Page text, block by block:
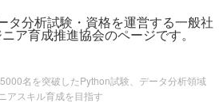
タ分析試験・資格を運営する一般社
ア育成推進協会のページです。
名を突破したPython試験、データ分析領域
アスキル育成を目指す